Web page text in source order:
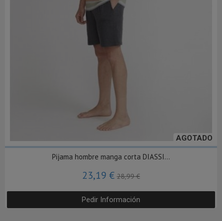
AGOTADO
Pijama hombre manga corta DIASSI...
23,19 €28,99 €
Pedir Información